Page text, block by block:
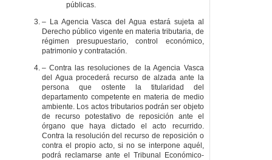
públicas.
– La Agencia Vasca del Agua estará sujeta al
Derecho público vigente en materia tributaria, de
régimen presupuestario, control económico,
patrimonio y contratación.
– Contra las resoluciones de la Agencia Vasca
del Agua procederá recurso de alzada ante la
persona que ostente la titularidad del
departamento competente en materia de medio
ambiente. Los actos tributarios podrán ser objeto
de recurso potestativo de reposición ante el
órgano que haya dictado el acto recurrido.
Contra la resolución del recurso de reposición o
contra el propio acto, si no se interpone aquél,
podrá reclamarse ante el Tribunal Económico-